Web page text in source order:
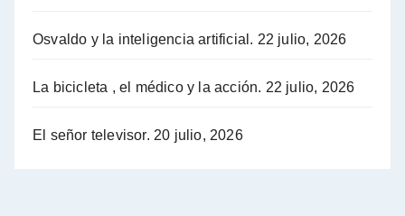
Hugo Yasky sobre la Coordinadora de las Industrias de Productos Alimenticios (COPAL) - Hugo Yasky con Jorge Gres
Pablo Moyano sobre el espionaje: "Estos personajes siniestros han hecho mucho daño" - Pablo Moyano con Jorge Gres
Osvaldo y la inteligencia artificial. 22 julio, 2026
La bicicleta , el médico y la acción. 22 julio, 2026
El señor televisor. 20 julio, 2026